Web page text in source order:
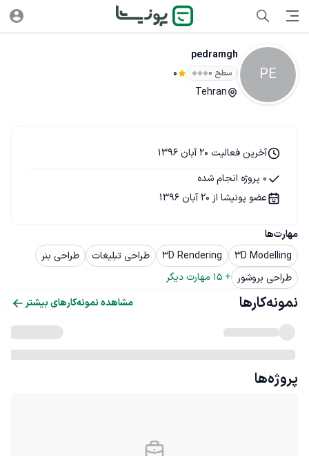
PE
pedramgh
سطح ۰ 0
Tehran
مهارت‌ها
3D Modelling
3D Rendering طراحی تبلیغات
طراحی بنر
طراحی بروشور +
15 مهارت دیگر
آخرین فعالیت 20 آبان 1396
0 پروژه انجام شده
عضو پونیشا از 20 آبان 1396
نمونه‌کارها مشاهده نمونه‌کارهای بیشتر
پروژه‌ها